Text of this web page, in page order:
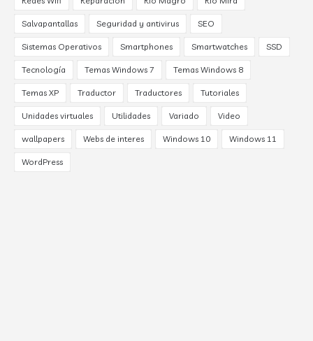
Salvapantallas Seguridad y antivirus SEO
Sistemas Operativos Smartphones Smartwatches SSD
Tecnología Temas Windows 7 Temas Windows 8
Temas XP Traductor Traductores Tutoriales
Unidades virtuales Utilidades Variado Video
wallpapers Webs de interes Windows 10 Windows 11
WordPress